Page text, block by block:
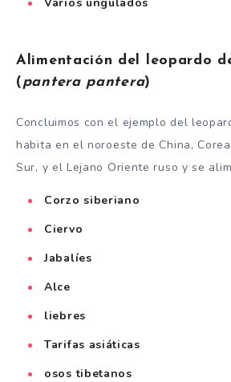
Alimentación del leopardo
( pantera pantera)
Concluimos con el ejemplo del
habita en el noroeste de China,
Sur, y el Lejano Oriente ruso y se
Corzo siberiano
Ciervo
Jabalíes
Alce
liebres
Tarifas asiáticas
osos tibetanos